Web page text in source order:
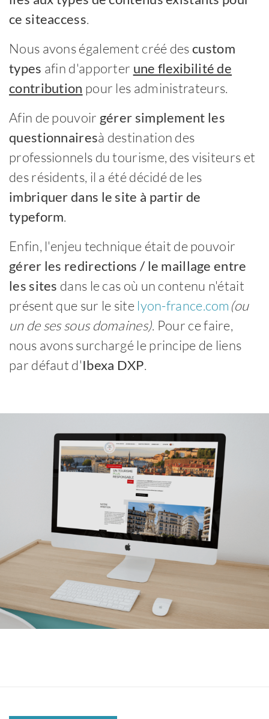
ce siteaccess.
Nous avons également créé descustom
types afin d'apporter une flexibilité de
contribution pour les administrateurs.
Afin de pouvoir gérer simplement les
questionnairesà destination des
professionnels du tourisme, des visiteurs et
des résidents, il a été décidé de les
imbriquer dans le site à partir de
typeform.
Enfin, l'enjeu technique était de pouvoir
gérer les redirections / le maillage entre
les sites dans le cas où un contenu n'était
présent que sur le site lyon-france.com (ou
un de ses sous domaines). Pour ce faire,
nous avons surchargé le principe de liens
par défaut d'Ibexa DXP.